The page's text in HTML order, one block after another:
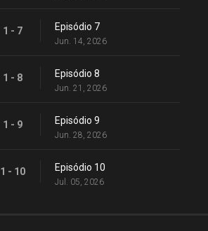
1 - 7 Episódio 7
Jun. 14, 2026
1 - 8 Episódio 8
Jun. 21, 2026
1 - 9 Episódio 9
Jun. 28, 2026
1 - 10 Episódio 10
Jul. 05, 2026